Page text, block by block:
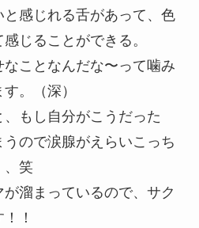
感じれる舌があって、色
じることができる。
ことなんだな〜って噛み
。（深）
もし自分がこうだった
ので涙腺がえらいこっち
、笑
溜まっているので、サク
！